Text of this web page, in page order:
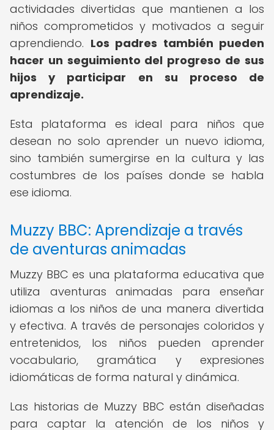
actividades divertidas que mantienen a los
niños comprometidos y motivados a seguir
aprendiendo. Los padres también pueden
hacer un seguimiento del progreso de sus
hijos y participar en su proceso de
aprendizaje.
Esta plataforma es ideal para niños que
desean no solo aprender un nuevo idioma,
sino también sumergirse en la cultura y las
costumbres de los países donde se habla
ese idioma.
Muzzy BBC: Aprendizaje a través
de aventuras animadas
Muzzy BBC es una plataforma educativa que
utiliza aventuras animadas para enseñar
idiomas a los niños de una manera divertida
y efectiva. A través de personajes coloridos y
entretenidos, los niños pueden aprender
vocabulario, gramática y expresiones
idiomáticas de forma natural y dinámica.
Las historias de Muzzy BBC están diseñadas
para captar la atención de los niños y